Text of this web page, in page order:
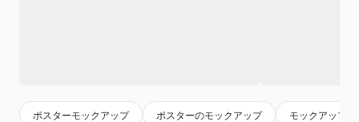
ポスターモックアップ ポスターのモックアップ モックアップ